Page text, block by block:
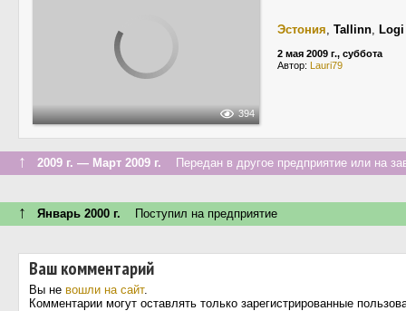
394
Эстония, Tallinn,
2 мая 2009 г., суббота
Автор: Lauri79
↑ 2009 г. — Март 2009 г. Передан в другое предприятие или на
↑ Январь 2000 г. Поступил на предприятие
Ваш комментарий
Вы не вошли на сайт.
Комментарии могут оставлять только зарегистрированные